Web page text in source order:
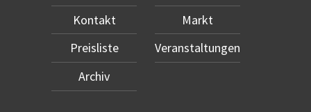
Kontakt
Preisliste
Archiv
Markt
Veranstaltungen